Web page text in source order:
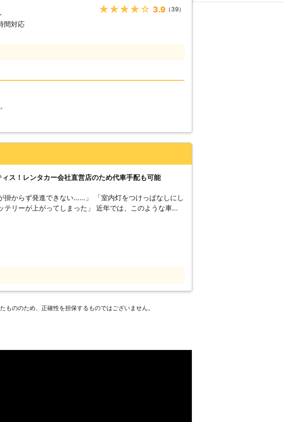
も車のバッテリー切れが起きたとき
クキャット」におまかせください！ ●車のバッテリ
電がなくなったから 車のバッテリーが上がってしまうの
を利用して動きだすので、バッテリー内の電気がなくなっ
。 またエンジンだけではなくカーナビ
で対応可能！突然の事態にも
に運転をしようとしたその瞬間に気が付くので、時間的に
ときこそ、弊社「株式会社クイッ
車のバッテリーが上がった時はぜひ弊社をご利用ください
間対応
★★★★★ 3.9 （39）
ス！レンタカー会社直営店のため代車手配も可能
掛からず発進できない……」 「室内灯をつけっぱなしにし
がってしまった」 近年では、このような車の
に関するトラブルも増加しています。 車のバッテリーが
は身動きが取れなくなってしまいますので、緊急時の際は
プジャスティス」までご相談ください。 弊社はバッテリ
、車の鍵開け・鍵製作、車のガラス修理・交換、各種買い
る理由】 弊社には、お客様から選ばれる理由がございま
を供給すれば良いという訳ではありません。 乗用車や大
車のバッテリー供給は知識がない方がおこなうと、バッ
ののため、正確性を担保するものではございません。